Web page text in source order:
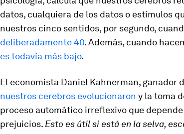
datos, cualquiera de los datos o estímulos
nuestros cinco sentidos, por segundo,
deliberadamente 40. Además, cuando
es todavía más bajo.
El economista Daniel Kahnerman, ganador
nuestros cerebros evolucionaron y la toma
proceso automático irreflexivo que
prejuicios. Esto es útil si está en la selva,